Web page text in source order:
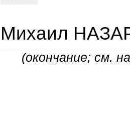
Михаил
(окончание; см.